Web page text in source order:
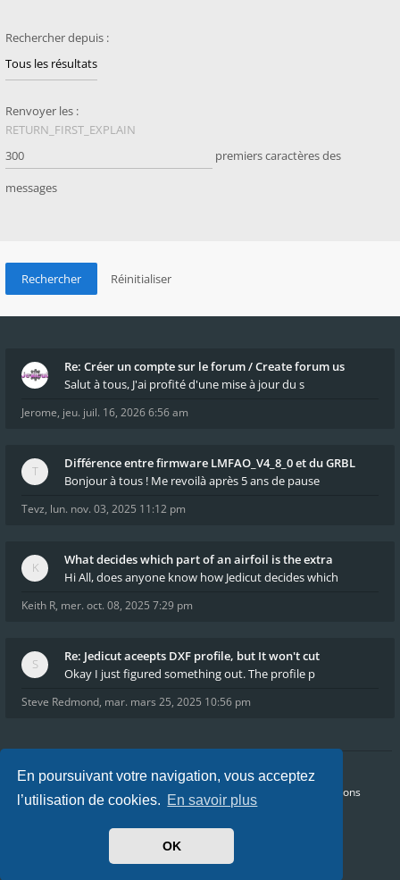
En poursuivant votre navigation, vous acceptez
l’utilisation de cookies. En savoir plus
OK
Rechercher depuis :
Renvoyer les :
RETURN_FIRST_EXPLAIN
premiers caractères des
messages
Re: Créer un compte sur le forum / Create forum us
Salut à tous, J'ai profité d'une mise à jour du s
Jerome, jeu. juil. 16, 2026 6:56 am
Différence entre firmware LMFAO_V4_8_0 et du GRBL
Bonjour à tous ! Me revoilà après 5 ans de pause
Tevz, lun. nov. 03, 2025 11:12 pm
What decides which part of an airfoil is the extra
Hi All, does anyone know how Jedicut decides which
Keith R, mer. oct. 08, 2025 7:29 pm
Re: Jedicut aceepts DXF profile, but It won't cut
Okay I just figured something out. The profile p
Steve Redmond, mar. mars 25, 2025 10:56 pm
Accueil Index du forum Confidentialité
Conditions
Nous sommes le jeu. août 06, 2026 7:27 pm